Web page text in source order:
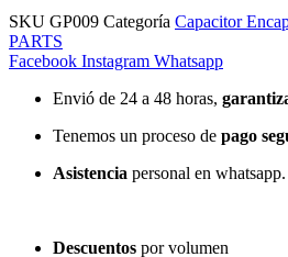
SKU GP009 Categoría Capacitor
PARTS
Facebook Instagram Whatsapp
Envió de 24 a 48 horas,
Tenemos un proceso de pago
Asistencia personal en whatsapp.
Descuentos por volumen